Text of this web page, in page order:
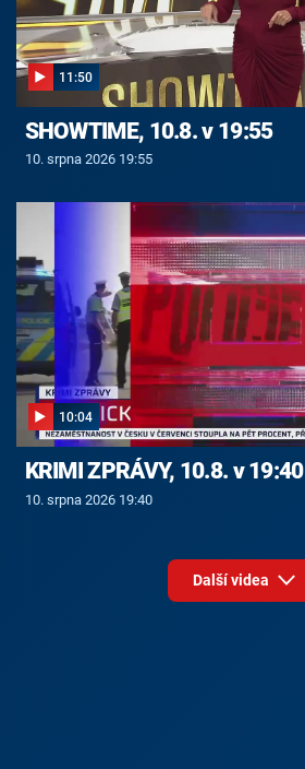
11:50
SHOWTIME, 10.8. v 19:55
10. srpna 2026 19:55
10:04
KRIMI ZPRÁVY, 10.8. v 19:40
10. srpna 2026 19:40
Další videa